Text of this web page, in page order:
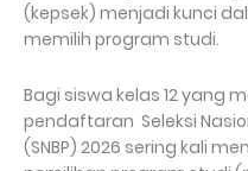
(kepsek) menjadi kunci
memilih program studi.
Bagi siswa kelas 12 yang
pendaftaran Seleksi
(SNBP) 2026 sering kali